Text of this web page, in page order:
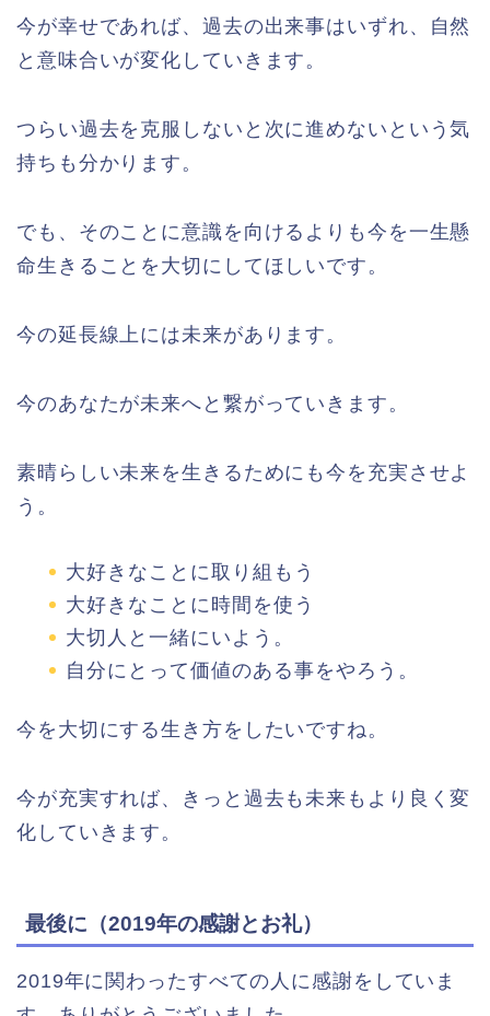
今が幸せであれば、過去の出来事はいずれ、自然
と意味合いが変化していきます。
つらい過去を克服しないと次に進めないという気
持ちも分かります。
でも、そのことに意識を向けるよりも今を一生懸
命生きることを大切にしてほしいです。
今の延長線上には未来があります。
今のあなたが未来へと繋がっていきます。
素晴らしい未来を生きるためにも今を充実させよ
う。
大好きなことに取り組もう
大好きなことに時間を使う
大切人と一緒にいよう。
自分にとって価値のある事をやろう。
今を大切にする生き方をしたいですね。
今が充実すれば、きっと過去も未来もより良く変
化していきます。
最後に（2019年の感謝とお礼）
2019年に関わったすべての人に感謝をしていま